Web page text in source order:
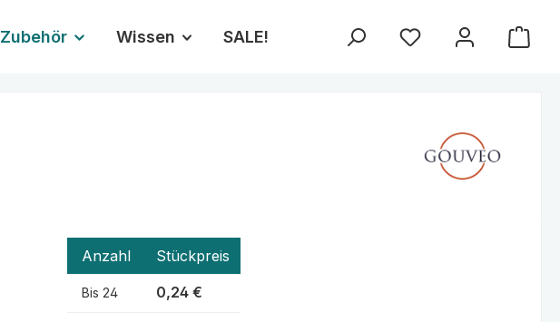
Zubehör Wissen SALE! Du hast 0 Produkte
Anzahl
Stückpreis
Bis 24 0,24 €